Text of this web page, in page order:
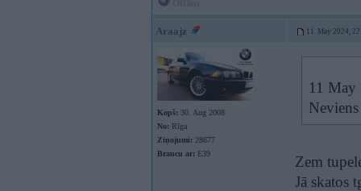
Araajz 11. May 2024,
Kopš: 30. Aug 2008
No: Rīga
Ziņojumi: 28677
Braucu ar: E39
11
Zem
Jā skatos